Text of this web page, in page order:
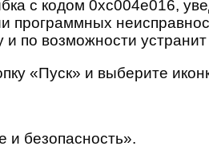
с кодом 0xc004e016,
и по возможности
«Пуск» и выберите
безопасность».